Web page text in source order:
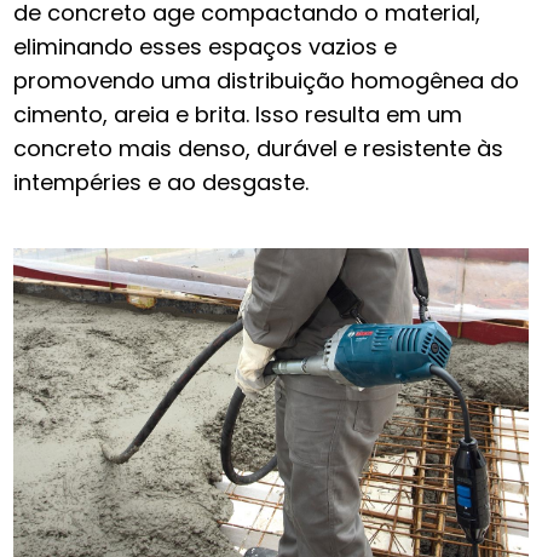
de concreto age compactando o material,
eliminando esses espaços vazios e
promovendo uma distribuição homogênea do
cimento, areia e brita. Isso resulta em um
concreto mais denso, durável e resistente às
intempéries e ao desgaste.